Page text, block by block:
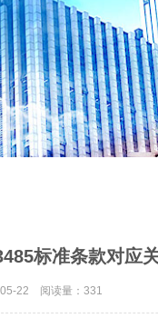
标准条款对应
22 阅读量： 331